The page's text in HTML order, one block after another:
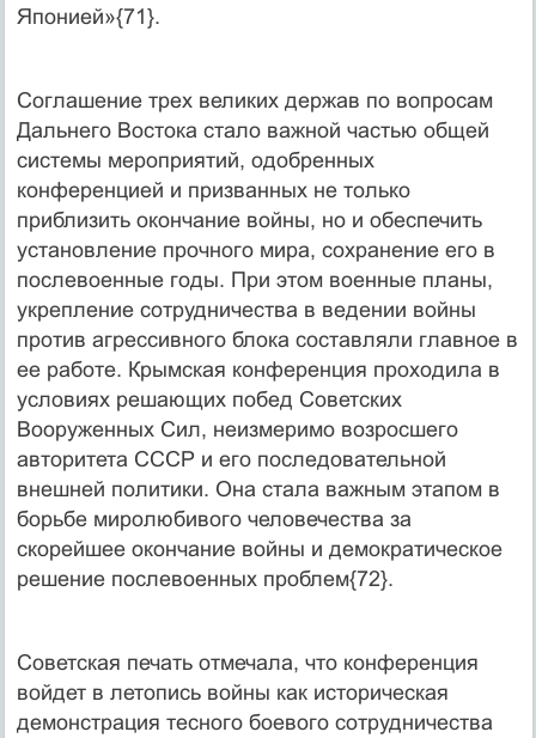
Японией»{71}.
Соглашение трех великих держав по вопросам
Дальнего Востока стало важной частью общей
системы мероприятий, одобренных
конференцией и призванных не только
приблизить окончание войны, но и обеспечить
установление прочного мира, сохранение его в
послевоенные годы. При этом военные планы,
укрепление сотрудничества в ведении войны
против агрессивного блока составляли главное в
ее работе. Крымская конференция проходила в
условиях решающих побед Советских
Вооруженных Сил, неизмеримо возросшего
авторитета СССР и его последовательной
внешней политики. Она стала важным этапом в
борьбе миролюбивого человечества за
скорейшее окончание войны и демократическое
решение послевоенных проблем{72}.
Советская печать отмечала, что конференция
войдет в летопись войны как историческая
демонстрация тесного боевого сотрудничества